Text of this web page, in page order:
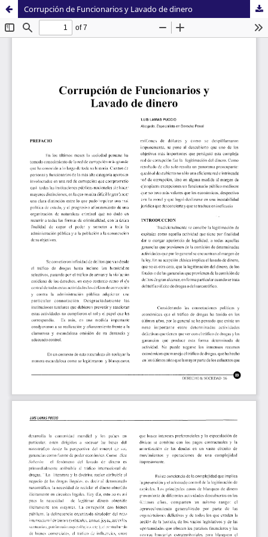
Corrupción de Funcionarios y Lavado de dinero